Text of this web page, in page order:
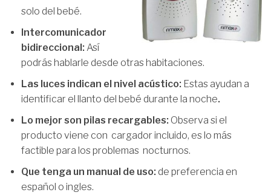
solo del bebé.
Intercomunicador
bidireccional: Así
podrás hablarle desde otras habitaciones.
Las luces indican el nivel acústico: Estas ayudan a
identificar el llanto del bebé durante la noche.
Lo mejor son pilas recargables: Observa si el
producto viene con cargador incluido, es lo más
factible para los problemas nocturnos.
Que tenga un manual de uso: de preferencia en
español o ingles.